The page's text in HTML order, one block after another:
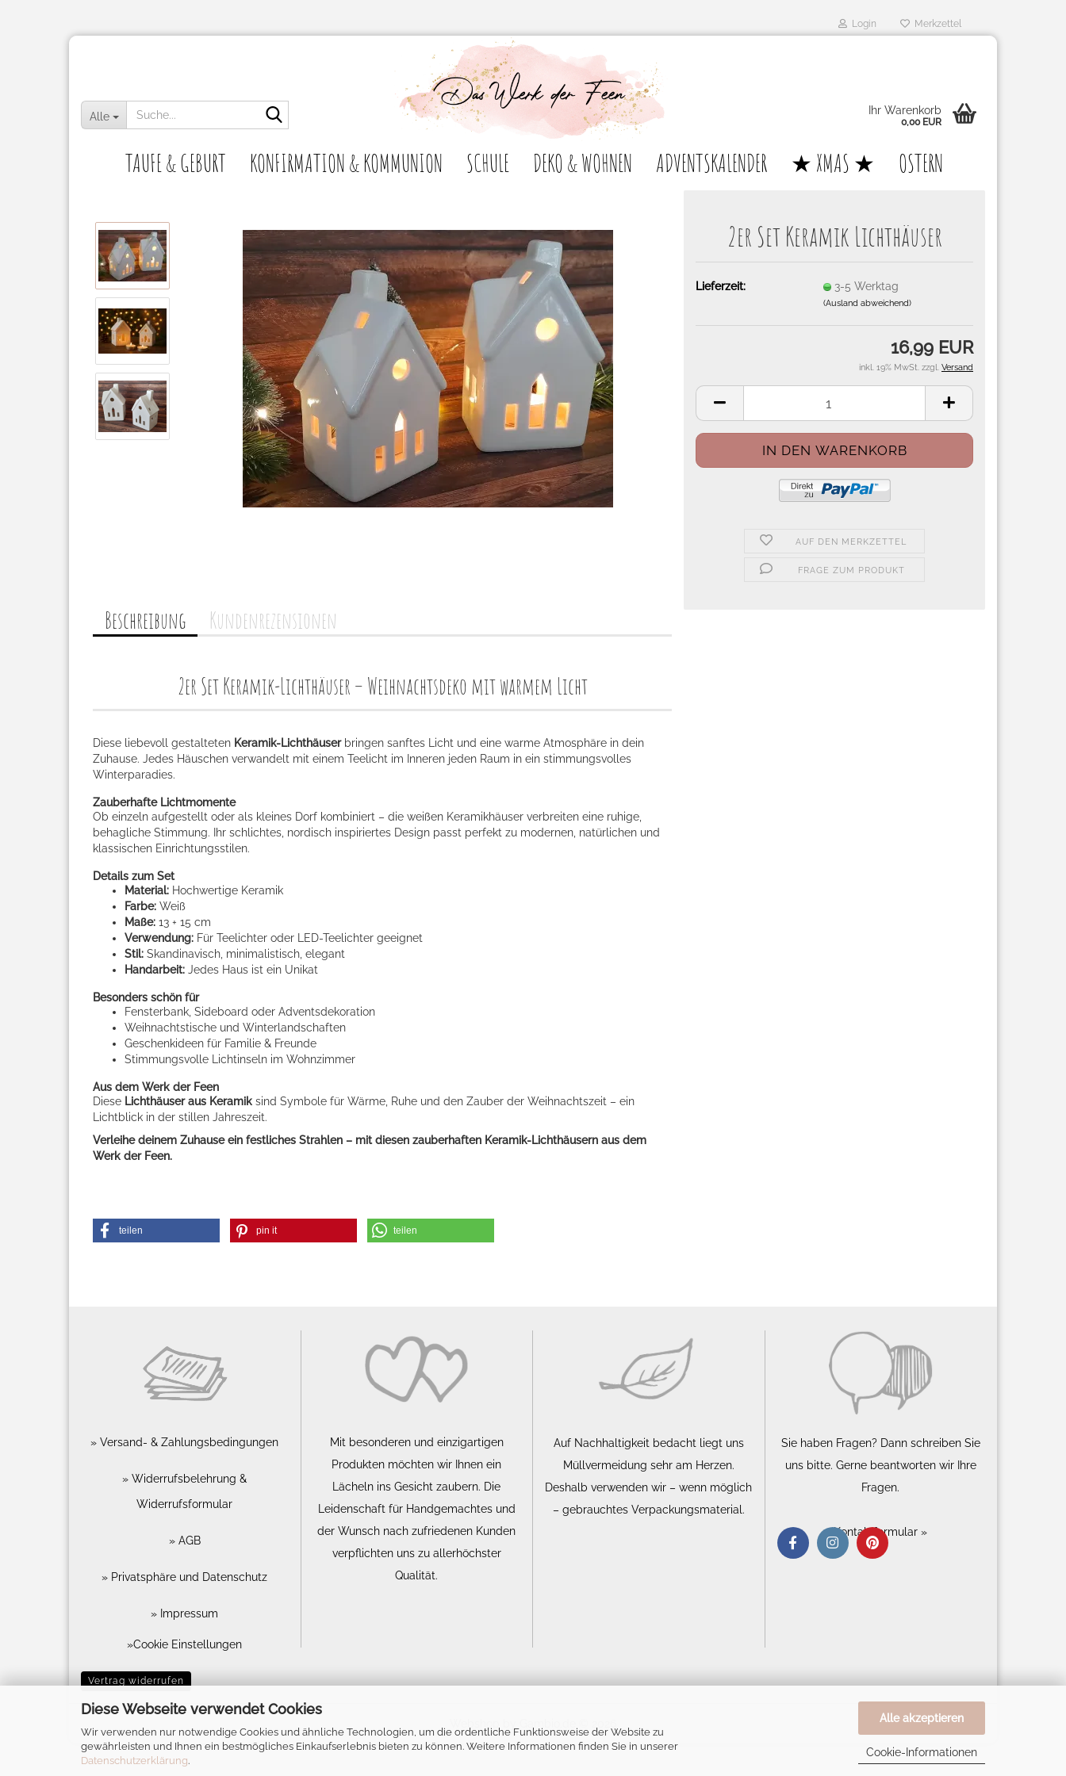
Diese Webseite verwendet Cookies
Wir verwenden nur notwendige Cookies und ähnliche Technologien, um die ordentliche Funktionsweise der Website zu
gewährleisten und Ihnen ein bestmögliches Einkaufserlebnis bieten zu können. Weitere Informationen finden Sie in unserer
Datenschutzerklärung.
Alle akzeptieren
Cookie-Informationen
Login Merkzettel
Alle Ihr Warenkorb
0,00 EUR
TAUFE & GEBURT KONFIRMATION & KOMMUNION SCHULE DEKO & WOHNEN ADVENTSKALENDER ★ XMAS ★ OSTERN
2er Set Ke­ra­mik Licht­häu­ser
Lieferzeit: 3-5 Werktag
(Ausland abweichend)
16,99 EUR
inkl. 19% MwSt. zzgl. Versand
AUF DEN MERKZETTEL
FRAGE ZUM PRODUKT
Beschreibung Kundenrezensionen
2er Set Keramik-Lichthäuser – Weihnachtsdeko mit warmem Licht
Diese liebevoll gestalteten Keramik-Lichthäuserbringen sanftes Licht und eine warme Atmosphäre in dein
Zuhause. Jedes Häuschen verwandelt mit einem Teelicht im Inneren jeden Raum in ein stimmungsvolles
Winterparadies.
Zauberhafte Lichtmomente
Ob einzeln aufgestellt oder als kleines Dorf kombiniert – die weißen Keramikhäuser verbreiten eine ruhige,
behagliche Stimmung. Ihr schlichtes, nordisch inspiriertes Design passt perfekt zu modernen, natürlichen und
klassischen Einrichtungsstilen.
Details zum Set
Material: Hochwertige Keramik
Farbe: Weiß
Maße: 13 + 15 cm
Verwendung: Für Teelichter oder LED-Teelichter geeignet
Stil: Skandinavisch, minimalistisch, elegant
Handarbeit: Jedes Haus ist ein Unikat
Besonders schön für
Fensterbank, Sideboard oder Adventsdekoration
Weihnachtstische und Winterlandschaften
Geschenkideen für Familie & Freunde
Stimmungsvolle Lichtinseln im Wohnzimmer
Aus dem Werk der Feen
Diese Lichthäuser aus Keramik sind Symbole für Wärme, Ruhe und den Zauber der Weihnachtszeit – ein
Lichtblick in der stillen Jahreszeit.
Verleihe deinem Zuhause ein festliches Strahlen – mit diesen zauberhaften Keramik-Lichthäusern aus dem
Werk der Feen.
teilen pin it teilen
Versand- & Zahlungsbedingungen
Widerrufsbelehrung &
Widerrufsformular
AGB
Privatsphäre und Datenschutz
Impressum
Cookie Einstellungen
Mit besonderen und einzigartigen
Produkten möchten wir Ihnen ein
Lächeln ins Gesicht zaubern. Die
Leidenschaft für Handgemachtes und
der Wunsch nach zufriedenen Kunden
verpflichten uns zu allerhöchster
Qualität.
Auf Nachhaltigkeit bedacht liegt uns
Müllvermeidung sehr am Herzen.
Deshalb verwenden wir – wenn möglich
– gebrauchtes Verpackungsmaterial.
Sie haben Fragen? Dann schreiben Sie
uns bitte. Gerne beantworten wir Ihre
Fragen.
Kontaktformular »
Vertrag widerrufen